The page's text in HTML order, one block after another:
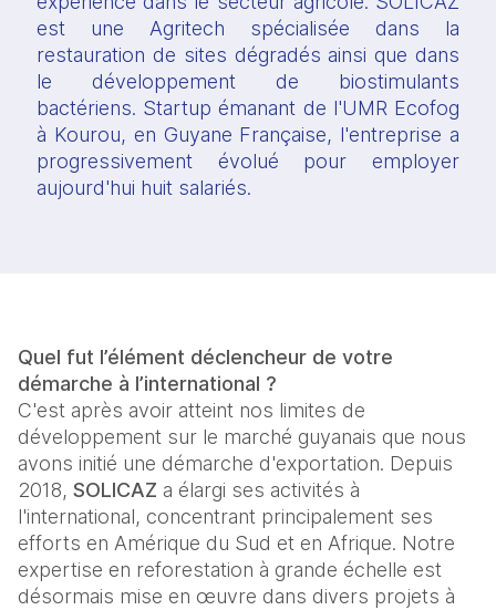
est une Agritech spécialisée dans la
restauration de sites dégradés ainsi que dans
le développement de biostimulants
bactériens. Startup émanant de l'UMR Ecofog
à Kourou, en Guyane Française, l'entreprise a
progressivement évolué pour employer
aujourd'hui huit salariés.
Quel fut l’élément déclencheur de votre
démarche à l’international ?
C'est après avoir atteint nos limites de
développement sur le marché guyanais que nous
avons initié une démarche d'exportation. Depuis
2018, SOLICAZ a élargi ses activités à
l'international, concentrant principalement ses
efforts en Amérique du Sud et en Afrique. Notre
expertise en reforestation à grande échelle est
désormais mise en œuvre dans divers projets à